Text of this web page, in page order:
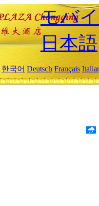
モバ
日本語
한국어 Deutsch Français